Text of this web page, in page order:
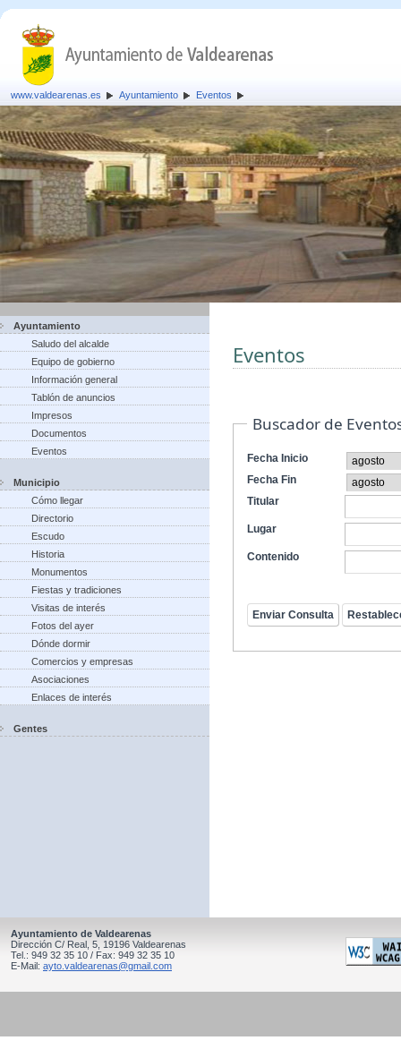
www.valdearenas.es Ayuntamiento Eventos
Ayuntamiento
Saludo del alcalde
Equipo de gobierno
Información general
Tablón de anuncios
Impresos
Documentos
Eventos
Municipio
Cómo llegar
Directorio
Escudo
Historia
Monumentos
Fiestas y tradiciones
Visitas de interés
Fotos del ayer
Dónde dormir
Comercios y empresas
Asociaciones
Enlaces de interés
Gentes
Eventos
Buscador de
Fecha Inicio
Fecha Fin
Titular
Lugar
Contenido
Ayuntamiento de Valdearenas
Dirección C/ Real, 5, 19196 Valdearenas
Tel.: 949 32 35 10 / Fax: 949 32 35 10
E-Mail: ayto.valdearenas@gmail.com